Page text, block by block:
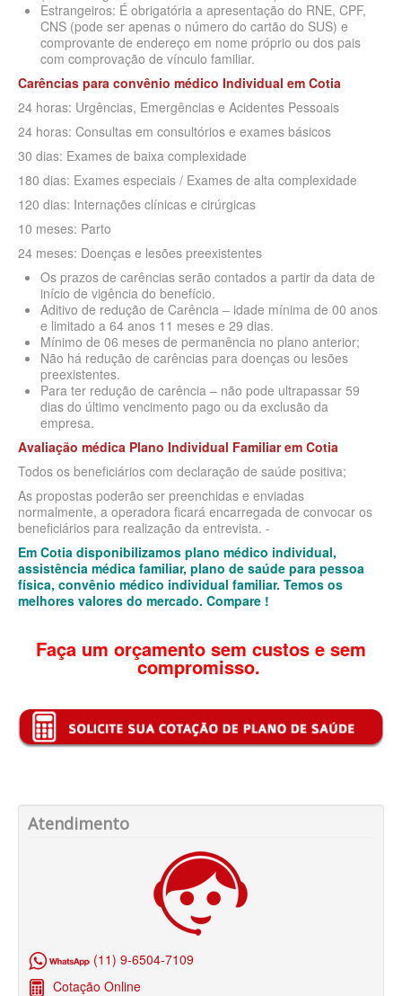
QSAUDE PLANO DE SAÚDE INDIVIDUAL
SANTA HELENA PLANO DE SAÚDE INDIVIDUAL
SANTARIS PLANO DE SAÚDE INDIVIDUAL
SÃO CRISTOVÃO PLANO DE SAÚDE INDIVIDUAL
SÃO MIGUEL PLANO DE SAÚDE INDIVIDUAL
TOTAL MEDCARE PLANO DE SAÚDE INDIVIDUAL
TRASMONTANO PLANO DE SAÚDE INDIVIDUAL
UNIHOSP PLANO DE SAÚDE INDIVIDUAL
UNIMED GUARULHOS PLANO DE SAÚDE INDIVIDUAL
PLANO DE SAÚDE FAMILIAR
BLUE MED PLANO DE SAÚDE FAMILIAR
CRUZ AZUL PLANO DE SAÚDE FAMILIAR
CUIDAR ME PLANO DE SAÚDE FAMILIAR
GNDI PLANO DE SAÚDE FAMILIAR
GARANTIA GS PLANO DE SAÚDE FAMILIAR
INTERCLINICAS PLANO DE SAÚDE FAMILIAR
MED TOUR PLANO DE SAÚDE FAMILIAR
PLENA PLANO DE SAÚDE FAMILIAR
SÃO CRISTOVÃO PLANO DE SAÚDE FAMILIAR
SÃO MIGUEL PLANO DE SAÚDE FAMILIAR
STA CASA MAUÁ PLANO DE SAÚDE FAMILIAR
TOTAL MEDCARE PLANO DE SAÚDE FAMILIAR
Estrangeiros: É obrigatória a apresentação do RNE, CPF,
CNS (pode ser apenas o número do cartão do SUS) e
comprovante de endereço em nome próprio ou dos pais
com comprovação de vínculo familiar.
Carências para convênio médico Individual em Cotia
24 horas: Urgências, Emergências e Acidentes Pessoais
24 horas: Consultas em consultórios e exames básicos
30 dias: Exames de baixa complexidade
180 dias: Exames especiais / Exames de alta complexidade
120 dias: Internações clínicas e cirúrgicas
10 meses: Parto
24 meses: Doenças e lesões preexistentes
Os prazos de carências serão contados a partir da data de
início de vigência do benefício.
Aditivo de redução de Carência – idade mínima de 00 anos
e limitado a 64 anos 11 meses e 29 dias.
Mínimo de 06 meses de permanência no plano anterior;
Não há redução de carências para doenças ou lesões
preexistentes.
Para ter redução de carência – não pode ultrapassar 59
dias do último vencimento pago ou da exclusão da
empresa.
Avaliação médica Plano Individual Familiarem Cotia
Todos os beneficiários com declaração de saúde positiva;
As propostas poderão ser preenchidas e enviadas
normalmente, a operadora ficará encarregada de convocar os
beneficiários para realização da entrevista. -
Em Cotia disponibilizamos plano médico individual,
assistência médica familiar, plano de saúde para pessoa
física, convênio médico individual familiar. Temos os
melhores valores do mercado. Compare !
Faça um orçamento sem custos e sem
compromisso.
Atendimento
(11) 9-6504-7109
Cotação Online